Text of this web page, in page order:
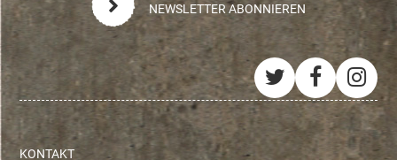
NEWSLETTER ABONNIEREN
Twitter
KONTAKT